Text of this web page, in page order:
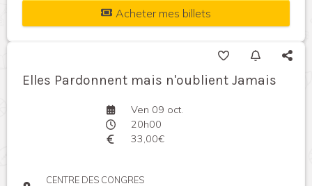
Acheter mes billets
Elles Pardonnent mais n'oublient Jamais
Ven 09 oct.
20h00
33,00€
CENTRE DES CONGRES